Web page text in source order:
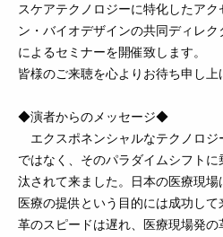
スケアテクノロジーに特化したア
ン・バイオデザインの共同ディレク
によるセミナーを開催致します。
皆様のご来聴を心よりお待ち申し上
◆演者からのメッセージ◆
エクスポネンシャルなテクノロジ
ではなく、そのパラダイムシフトに
汰されて来ました。日本の医療現
医療の提供という目的には成功して
革のスピードは遅れ、医療現場発